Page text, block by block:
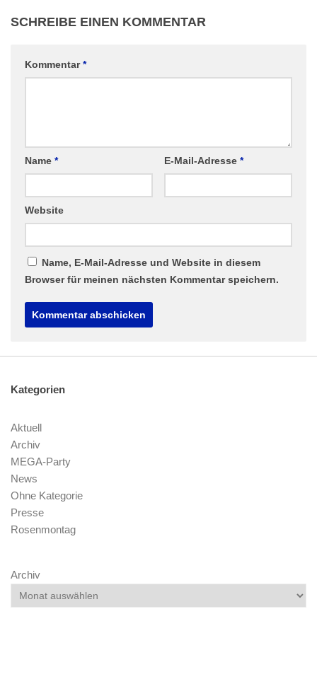
SCHREIBE EINEN KOMMENTAR
Kommentar*
Name * E-Mail-Adresse *
Website
Name, E-Mail-Adresse und Website in diesem
Browser für meinen nächsten Kommentar speichern.
Kategorien
Aktuell
Archiv
MEGA-Party
News
Ohne Kategorie
Presse
Rosenmontag
Archiv